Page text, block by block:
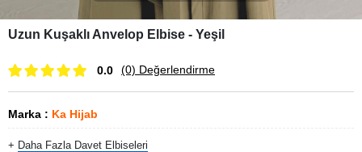
Uzun Kuşaklı Anvelop Elbise - Yeşil
0.0 (0) Değerlendirme
Marka : Ka Hijab
+ Daha Fazla Davet Elbiseleri